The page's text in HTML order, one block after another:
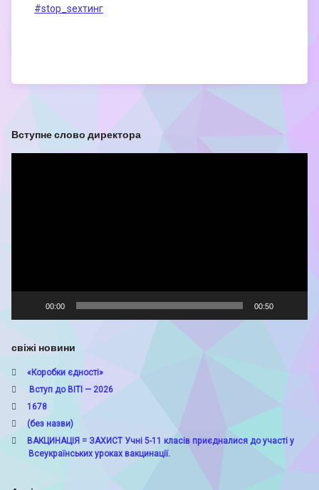
#stop_sexтинг
Вступне слово директора
00:00 00:50
свіжі новини
«Коробки єдності»
Вступ до ВІТІ — 2026
1678
(без назви)
ВАКЦИНАЦІЯ = ЗАХИСТ Учні 5-11 класів приєдналися до участі у
Всеукраїнських уроках вакцинації.